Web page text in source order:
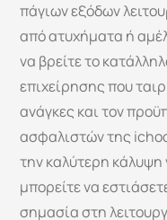
πάγιων εξόδων
από ατυχήματα ή
να βρείτε το
επιχείρησης που
ανάγκες και τον
ασφαλιστών της
την καλύτερη κάλυψη
μπορείτε να
σημασία στη